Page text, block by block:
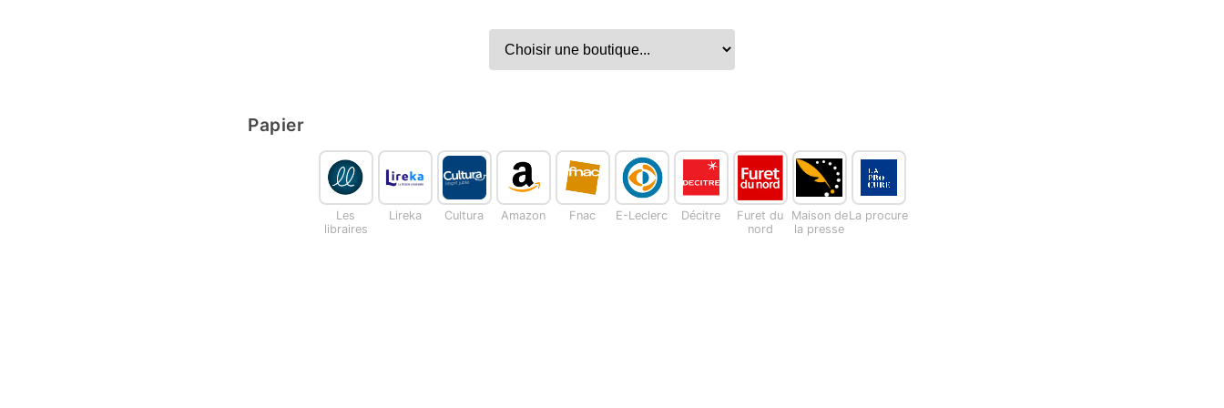
Papier
Les
libraires
Lireka Cultura Amazon Fnac E-Leclerc Décitre
Furet du
nord
Maison de
la presse
La procure